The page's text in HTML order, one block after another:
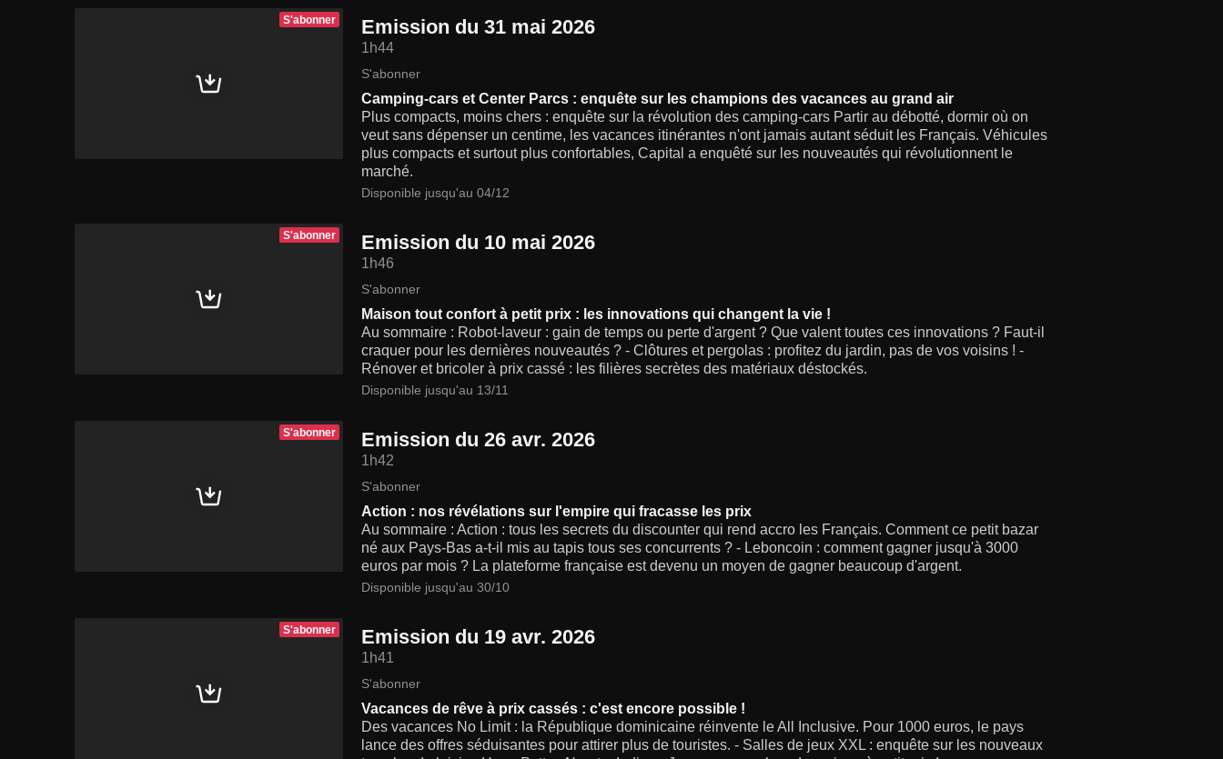
S'abonner Emission du 31 mai 2026
1h44
S'abonner
Camping-cars et Center Parcs : enquête sur les champions des vacances au grand air
Plus compacts, moins chers : enquête sur la révolution des camping-cars Partir au débotté, dormir où on
veut sans dépenser un centime, les vacances itinérantes n'ont jamais autant séduit les Français. Véhicules
plus compacts et surtout plus confortables, Capital a enquêté sur les nouveautés qui révolutionnent le
marché.
Disponible jusqu'au 04/12
S'abonner Emission du 10 mai 2026
1h46
S'abonner
Maison tout confort à petit prix : les innovations qui changent la vie !
Au sommaire : Robot-laveur : gain de temps ou perte d'argent ? Que valent toutes ces innovations ? Faut-il
craquer pour les dernières nouveautés ? - Clôtures et pergolas : profitez du jardin, pas de vos voisins ! -
Rénover et bricoler à prix cassé : les filières secrètes des matériaux déstockés.
Disponible jusqu'au 13/11
S'abonner Emission du 26 avr. 2026
1h42
S'abonner
Action : nos révélations sur l'empire qui fracasse les prix
Au sommaire : Action : tous les secrets du discounter qui rend accro les Français. Comment ce petit bazar
né aux Pays-Bas a-t-il mis au tapis tous ses concurrents ? - Leboncoin : comment gagner jusqu'à 3000
euros par mois ? La plateforme française est devenu un moyen de gagner beaucoup d'argent.
Disponible jusqu'au 30/10
S'abonner Emission du 19 avr. 2026
1h41
S'abonner
Vacances de rêve à prix cassés : c'est encore possible !
Des vacances No Limit : la République dominicaine réinvente le All Inclusive. Pour 1000 euros, le pays
lance des offres séduisantes pour attirer plus de touristes. - Salles de jeux XXL : enquête sur les nouveaux